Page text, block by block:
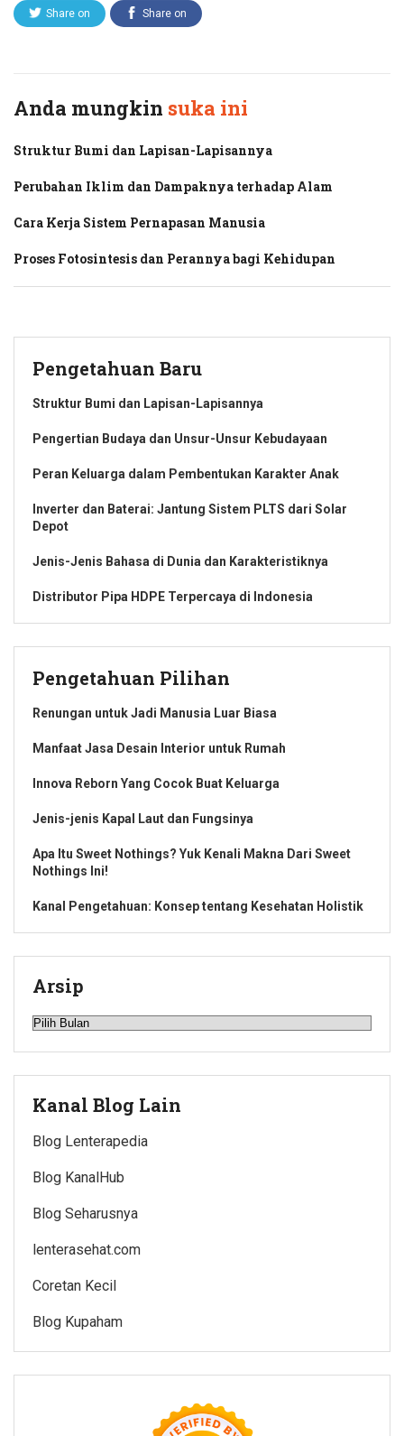
Share on Share on
Anda mungkin suka ini
Struktur Bumi dan Lapisan-Lapisannya
Perubahan Iklim dan Dampaknya terhadap Alam
Cara Kerja Sistem Pernapasan Manusia
Proses Fotosintesis dan Perannya bagi Kehidupan
Pengetahuan Baru
Struktur Bumi dan Lapisan-Lapisannya
Pengertian Budaya dan Unsur-Unsur Kebudayaan
Peran Keluarga dalam Pembentukan Karakter Anak
Inverter dan Baterai: Jantung Sistem PLTS dari Solar
Depot
Jenis-Jenis Bahasa di Dunia dan Karakteristiknya
Distributor Pipa HDPE Terpercaya di Indonesia
Pengetahuan Pilihan
Renungan untuk Jadi Manusia Luar Biasa
Manfaat Jasa Desain Interior untuk Rumah
Innova Reborn Yang Cocok Buat Keluarga
Jenis-jenis Kapal Laut dan Fungsinya
Apa Itu Sweet Nothings? Yuk Kenali Makna Dari Sweet
Nothings Ini!
Kanal Pengetahuan: Konsep tentang Kesehatan Holistik
Arsip
Arsip
Kanal Blog Lain
Blog Lenterapedia
Blog KanalHub
Blog Seharusnya
lenterasehat.com
Coretan Kecil
Blog Kupaham